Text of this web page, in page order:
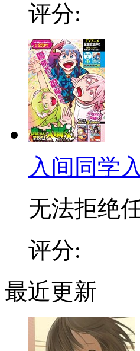
评分:
入间同学
无法拒绝
评分:
最近更新